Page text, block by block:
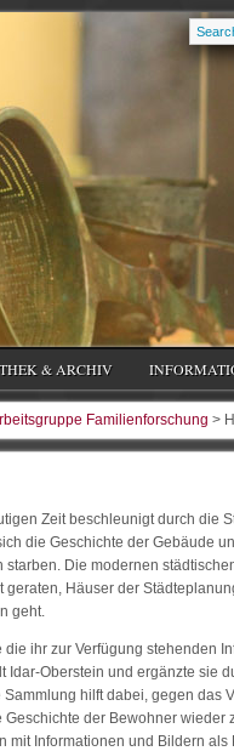
& ARCHIV
Familienforschung >
Zeit beschleunigt durch die
die Geschichte der Gebäude
Die modernen
Häuser der
geht.
die ihr zur Verfügung stehenden
Idar-Oberstein und ergänzte sie
hilft dabei, gegen das
der Bewohner
mit Informationen und Bildern als